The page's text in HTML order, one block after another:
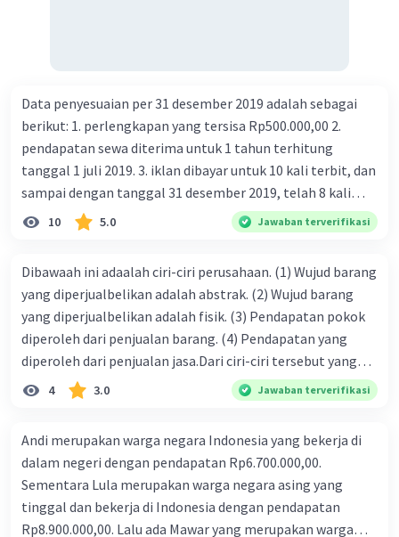
Data penyesuaian per 31 desember 2019 adalah sebagai
berikut: 1. perlengkapan yang tersisa Rp500.000,00 2.
pendapatan sewa diterima untuk 1 tahun terhitung
tanggal 1 juli 2019. 3. iklan dibayar untuk 10 kali terbit, dan
sampai dengan tanggal 31 desember 2019, telah 8 kali
terbit. 4. gaji terutang untuk periode berjalan sebesar
Rp800.000,00 dari data di atas, pencatatan jurnal pembalik
10 5.0 Jawaban terverifikasi
Dibawaah ini adaalah ciri-ciri perusahaan. (1) Wujud barang
yang diperjualbelikan adalah abstrak. (2) Wujud barang
yang diperjualbelikan adalah fisik. (3) Pendapatan pokok
diperoleh dari penjualan barang. (4) Pendapatan yang
diperoleh dari penjualan jasa.Dari ciri-ciri tersebut yang
merupakan ciri dari perusahaan dagang ditunjukan pada
nomor…. a. 1 dan 3 b. 3 dan 4 c. 2 dan 3 d. 1 dan 2 e. 2 dan 4
4 3.0 Jawaban terverifikasi
Andi merupakan warga negara Indonesia yang bekerja di
dalam negeri dengan pendapatan Rp6.700.000,00.
Sementara Lula merupakan warga negara asing yang
tinggal dan bekerja di Indonesia dengan pendapatan
Rp8.900.000,00. Lalu ada Mawar yang merupakan warga